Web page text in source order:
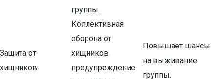
группы.
Защита от
хищников
Коллективная
оборона от
хищников,
предупреждение
Повышает шансы
на выживание
группы.